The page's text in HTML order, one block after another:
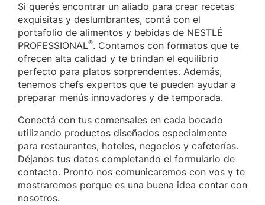
Si querés encontrar un aliado para crear recetas
exquisitas y deslumbrantes, contá con el
portafolio de alimentos y bebidas de NESTLÉ
PROFESSIONAL®. Contamos con formatos que te
ofrecen alta calidad y te brindan el equilibrio
perfecto para platos sorprendentes. Además,
tenemos chefs expertos que te pueden ayudar a
preparar menús innovadores y de temporada.
Conectá con tus comensales en cada bocado
utilizando productos diseñados especialmente
para restaurantes, hoteles, negocios y cafeterías.
Déjanos tus datos completando el formulario de
contacto. Pronto nos comunicaremos con vos y te
mostraremos porque es una buena idea contar con
nosotros.